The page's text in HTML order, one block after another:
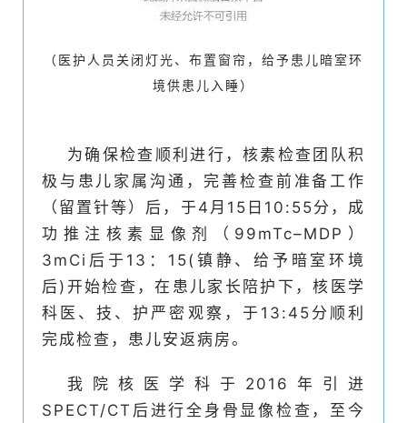
（医护人员关闭灯光、布置窗帘，给予患儿暗室环
境供患儿入睡）
为确保检查顺利进行，核素检查团队积
极与患儿家属沟通，完善检查前准备工作
（留置针等）后，于4月15日10:55分，成
功推注核素显像剂（99mTc–MDP）
3mCi后于13：15(镇静、给予暗室环境
后)开始检查，在患儿家长陪护下，核医学
科医、技、护严密观察，于13:45分顺利
完成检查，患儿安返病房。
我院核医学科于2016年引进
SPECT/CT后进行全身骨显像检查，至今